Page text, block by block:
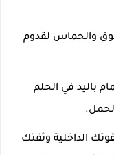
والحماس لقدوم
باليد في الحلم
الداخلية وثقتك